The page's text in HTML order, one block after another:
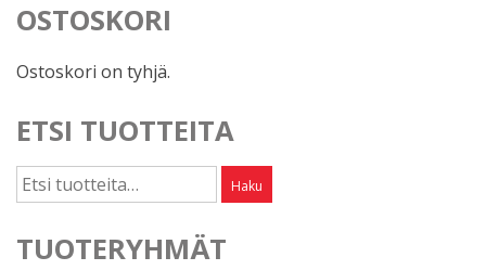
OSTOSKORI
Ostoskori on tyhjä.
ETSI TUOTTEITA
Etsi: Haku
TUOTERYHMÄT